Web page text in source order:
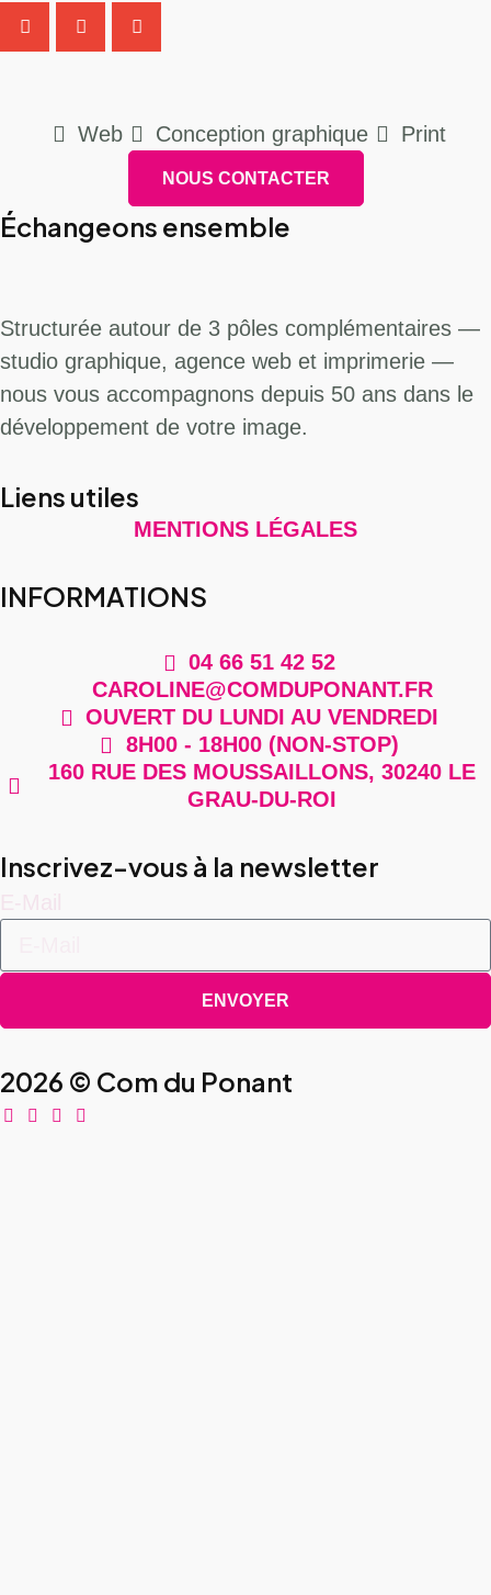
Web Conception graphique Print
NOUS CONTACTER
Échangeons ensemble
Structurée autour de 3 pôles complémentaires —
studio graphique, agence web et imprimerie —
nous vous accompagnons depuis 50 ans dans le
développement de votre image.
Liens utiles
MENTIONS LÉGALES
INFORMATIONS
04 66 51 42 52
CAROLINE@COMDUPONANT.FR
OUVERT DU LUNDI AU VENDREDI
8H00 - 18H00 (NON-STOP)
160 RUE DES MOUSSAILLONS, 30240 LE
GRAU-DU-ROI
Inscrivez-vous à la newsletter
ENVOYER
2026 © Com du Ponant